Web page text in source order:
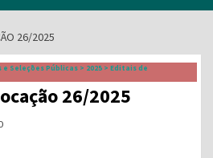
26/2025
Seleções Públicas > 2025 > Editais de
26/2025